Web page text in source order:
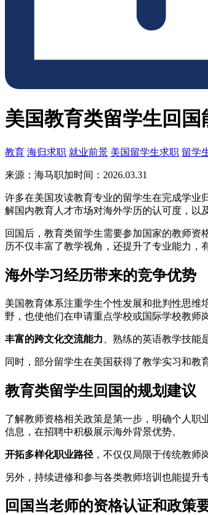
美国教育类留学生回国
教育 海归求职 就业前景 美国留学生求职 留学
来源：海马职加时间：2026.03.31
许多在美国攻读教育专业的留学生在完成学业
解国内教育人才市场对海外学历的认可度，以
回国后，教育类留学生需要参加国家的教师
历不仅丰富了教学视角，还提升了专业能力，
海外学习经历带来的竞争优势
美国教育体系注重学生个性发展和批判性思
野，也使他们在申请重点学校或国际学校教师
丰富的跨文化交流能力 、熟练的英语教学技
同时，部分留学生在美国获得了教学实习和教
教育类留学生回国的规划建议
了解教师资格相关政策是第一步，明确个人
信息，在招聘中积极展示海外背景优势。
开拓多样化职业路径 ，不仅仅局限于传统教
另外，持续进修和参与各类教师培训也能提升
回国当老师的资格认证和政策